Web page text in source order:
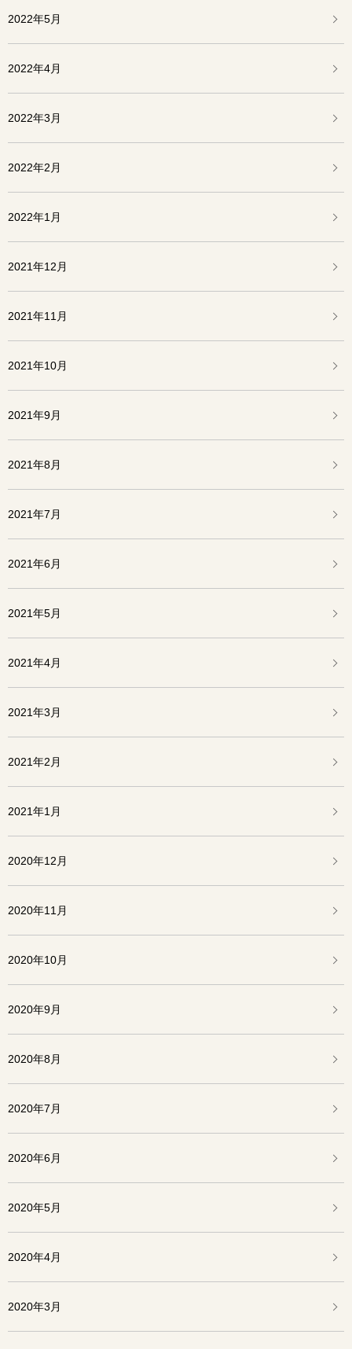
2022年5月
2022年4月
2022年3月
2022年2月
2022年1月
2021年12月
2021年11月
2021年10月
2021年9月
2021年8月
2021年7月
2021年6月
2021年5月
2021年4月
2021年3月
2021年2月
2021年1月
2020年12月
2020年11月
2020年10月
2020年9月
2020年8月
2020年7月
2020年6月
2020年5月
2020年4月
2020年3月